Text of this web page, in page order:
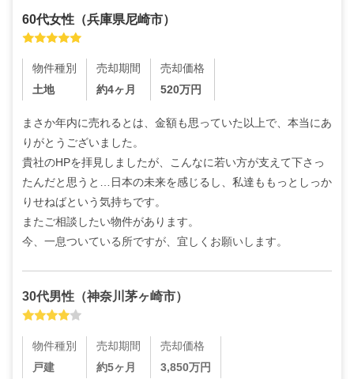
60代女性 （兵庫県尼崎市）
物件種別
土地
売却期間
約4ヶ月
売却価格
520万円
まさか年内に売れるとは、金額も思っていた以上で、本当にあ
りがとうございました。
貴社のHPを拝見しましたが、こんなに若い方が支えて下さっ
たんだと思うと…日本の未来を感じるし、私達ももっとしっか
りせねばという気持ちです。
またご相談したい物件があります。
今、一息ついている所ですが、宜しくお願いします。
30代男性 （神奈川茅ヶ崎市）
物件種別
戸建
売却期間
約5ヶ月
売却価格
3,850万円